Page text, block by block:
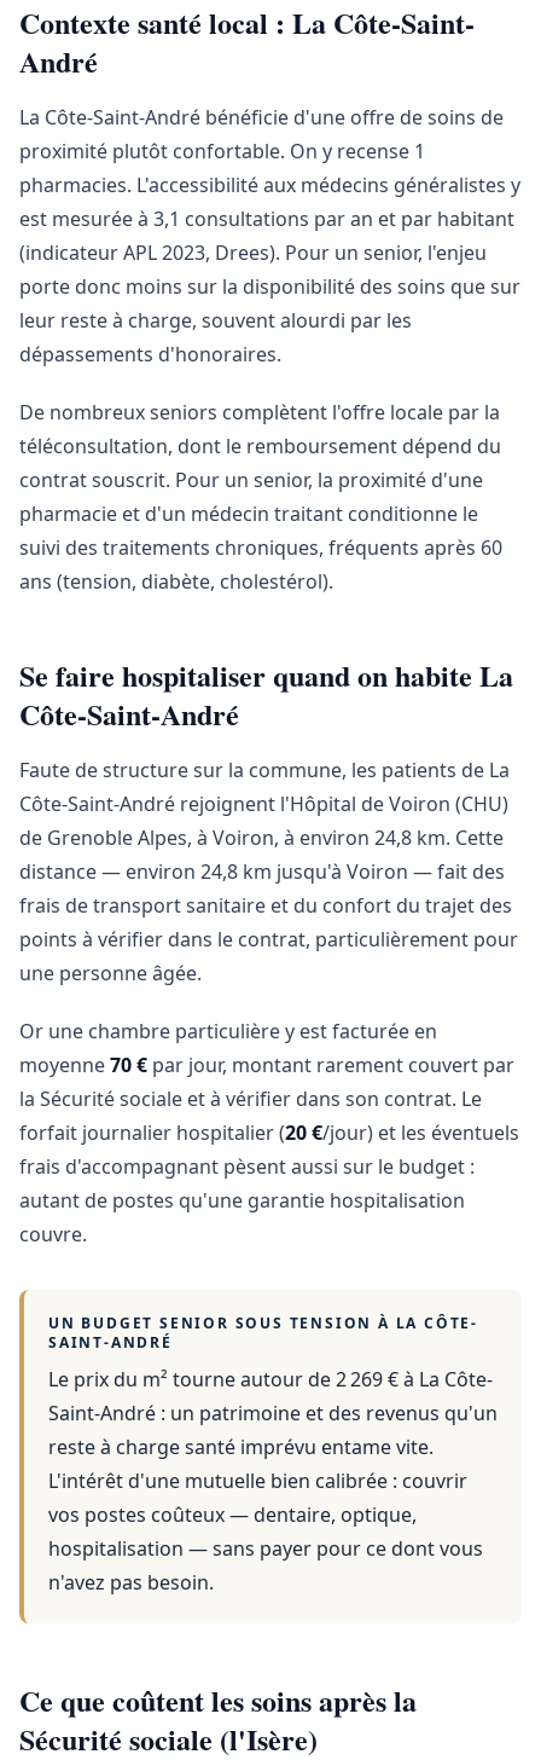
Contexte santé local : La Côte-Saint-
André
La Côte-Saint-André bénéficie d'une offre de soins de
proximité plutôt confortable. On y recense 1
pharmacies. L'accessibilité aux médecins généralistes y
est mesurée à 3,1 consultations par an et par habitant
(indicateur APL 2023, Drees). Pour un senior, l'enjeu
porte donc moins sur la disponibilité des soins que sur
leur reste à charge, souvent alourdi par les
dépassements d'honoraires.
De nombreux seniors complètent l'offre locale par la
téléconsultation, dont le remboursement dépend du
contrat souscrit. Pour un senior, la proximité d'une
pharmacie et d'un médecin traitant conditionne le
suivi des traitements chroniques, fréquents après 60
ans (tension, diabète, cholestérol).
Se faire hospitaliser quand on habite La
Côte-Saint-André
Faute de structure sur la commune, les patients de La
Côte-Saint-André rejoignent l'Hôpital de Voiron (CHU)
de Grenoble Alpes, à Voiron, à environ 24,8 km. Cette
distance — environ 24,8 km jusqu'à Voiron — fait des
frais de transport sanitaire et du confort du trajet des
points à vérifier dans le contrat, particulièrement pour
une personne âgée.
Or une chambre particulière y est facturée en
moyenne70 € par jour, montant rarement couvert par
la Sécurité sociale et à vérifier dans son contrat. Le
forfait journalier hospitalier (20 €/jour) et les éventuels
frais d'accompagnant pèsent aussi sur le budget :
autant de postes qu'une garantie hospitalisation
couvre.
UN BUDGET SENIOR SOUS TENSION À LA CÔTE-
SAINT-ANDRÉ
Le prix du m² tourne autour de 2 269 €à La Côte-
Saint-André : un patrimoine et des revenus qu'un
reste à charge santé imprévu entame vite.
L'intérêt d'une mutuelle bien calibrée : couvrir
vos postes coûteux — dentaire, optique,
hospitalisation — sans payer pour ce dont vous
n'avez pas besoin.
Ce que coûtent les soins après la
Sécurité sociale (l'Isère)